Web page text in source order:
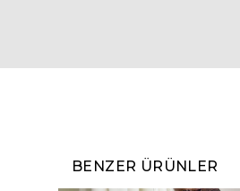
BENZER ÜRÜNLER